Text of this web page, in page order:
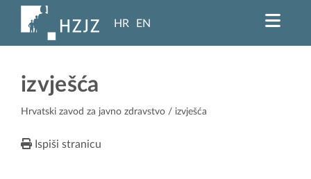
HR EN
izvješća
Hrvatski zavod za javno zdravstvo / izvješća
Ispiši stranicu